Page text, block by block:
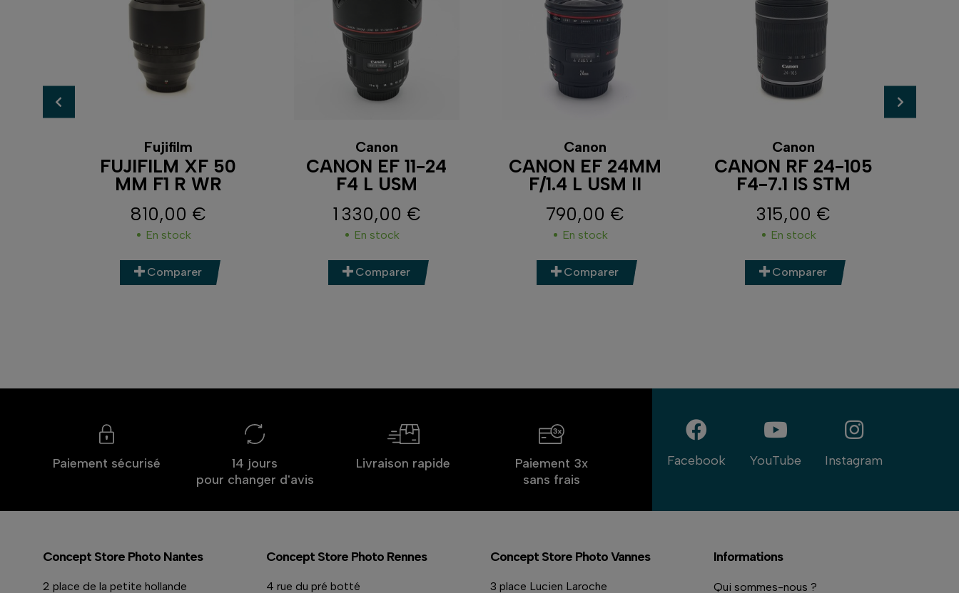
Fujifilm
FUJIFILM XF 50
MM F1 R WR
Prix
810,00 €
En stock
Comparer
Canon
CANON EF 11-24
F4 L USM
Prix
1 330,00 €
En stock
Comparer
Canon
CANON EF 24MM
F/1.4 L USM II
Prix
790,00 €
En stock
Comparer
Canon
CANON RF 24-105
F4-7.1 IS STM
Prix
315,00 €
En stock
Comparer
Paiement sécurisé
14 jours
pour changer d'avis
Livraison rapide
Paiement 3x
sans frais
Facebook YouTube Instagram
Concept Store Photo Nantes
2 place de la petite hollande
Concept Store Photo Rennes
4 rue du pré botté
Concept Store Photo Vannes
3 place Lucien Laroche
Informations
Qui sommes-nous ?